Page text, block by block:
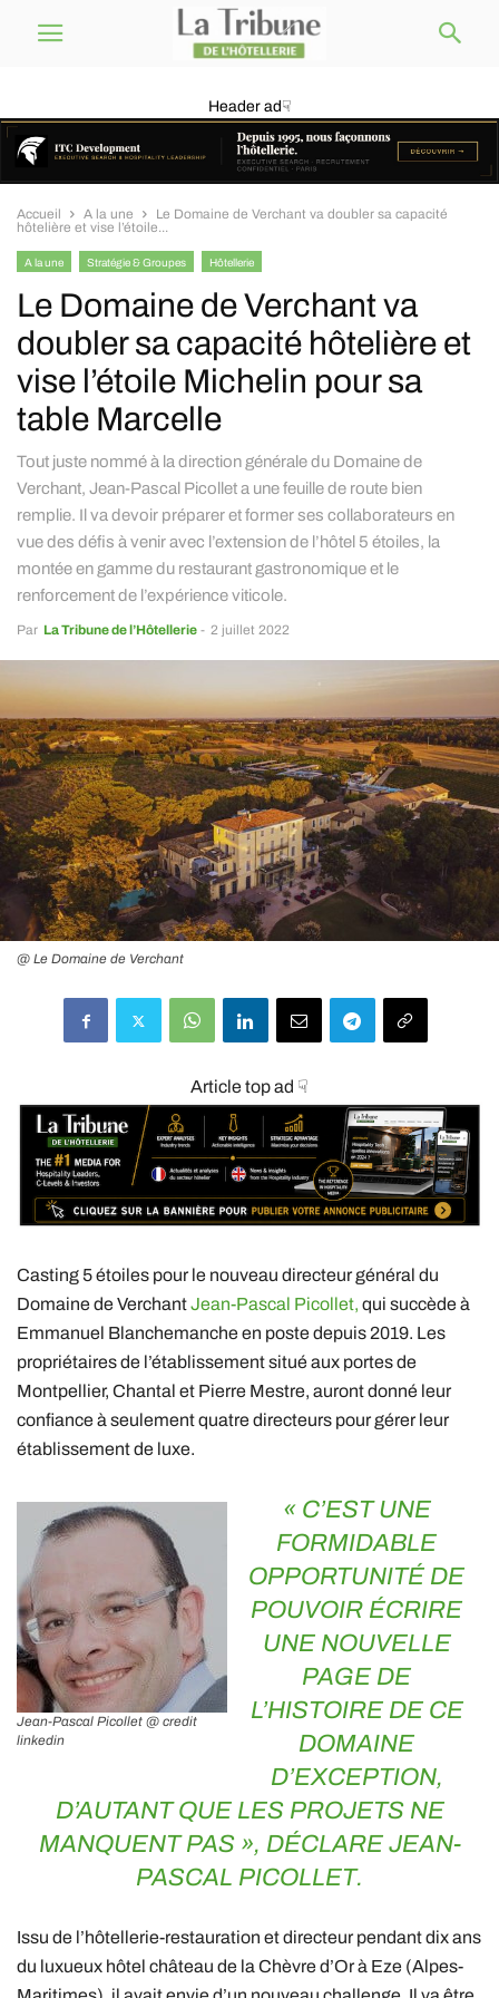
Header ad☟
Accueil A la une
Le Domaine de Verchant va doubler sa capacité
hôtelière et vise l’étoile...
A la une Stratégie & Groupes Hôtellerie
Le Domaine de Verchant va
doubler sa capacité hôtelière et
vise l’étoile Michelin pour sa
table Marcelle
Tout juste nommé à la direction générale du Domaine de
Verchant, Jean-Pascal Picollet a une feuille de route bien
remplie. Il va devoir préparer et former ses collaborateurs en
vue des défis à venir avec l’extension de l’hôtel 5 étoiles, la
montée en gamme du restaurant gastronomique et le
renforcement de l’expérience viticole.
Par La Tribune de l’Hôtellerie - 2 juillet 2022
@ Le Domaine de Verchant
Article top ad ☟
Casting 5 étoiles pour le nouveau directeur général du
Domaine de VerchantJean-Pascal Picollet, qui succède à
Emmanuel Blanchemanche en poste depuis 2019. Les
propriétaires de l’établissement situé aux portes de
Montpellier, Chantal et Pierre Mestre, auront donné leur
confiance à seulement quatre directeurs pour gérer leur
établissement de luxe.
Jean-Pascal Picollet @ credit
linkedin
« C’EST UNE
FORMIDABLE
OPPORTUNITÉ DE
POUVOIR ÉCRIRE
UNE NOUVELLE
PAGE DE
L’HISTOIRE DE CE
DOMAINE
D’EXCEPTION,
D’AUTANT QUE LES PROJETS NE
MANQUENT PAS », DÉCLARE JEAN-
PASCAL PICOLLET.
Issu de l’hôtellerie-restauration et directeur pendant dix ans
du luxueux hôtel château de la Chèvre d’Or à Eze (Alpes-